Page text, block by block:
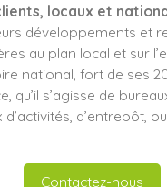
, locaux et
développements et
au plan local et sur
national, fort de ses
qu’il s’agisse de
d’activités, d’entrepôt,
Contactez-nous